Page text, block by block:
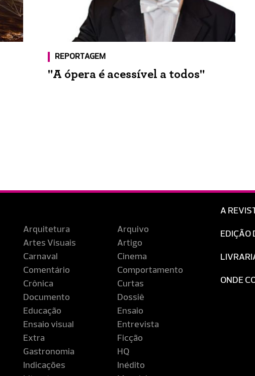
REPORTAGEM
"A ópera é acessível a todos"
Arquitetura
Arquivo
Artes Visuais
Artigo
Carnaval
Cinema
Comentário
Comportamento
Crônica
Curtas
Documento
Dossiê
Educação
Ensaio
Ensaio visual
Entrevista
Extra
Ficção
Gastronomia
HQ
Indicações
Inédito
A
EDIÇÃO
ONDE